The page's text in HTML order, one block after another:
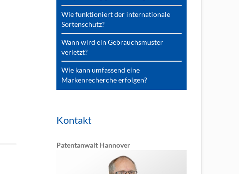
Wie funktioniert der internationale
Sortenschutz?
Wann wird ein Gebrauchsmuster
verletzt?
Wie kann umfassend eine
Markenrecherche erfolgen?
Kontakt
Patentanwalt Hannover